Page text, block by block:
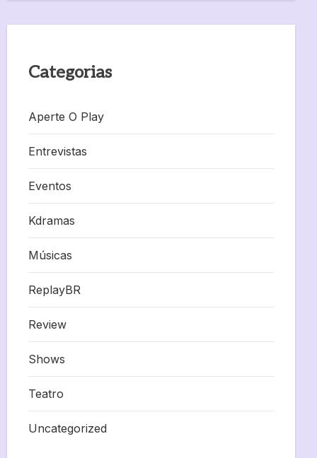
Categorias
Aperte O Play
Entrevistas
Eventos
Kdramas
Músicas
ReplayBR
Review
Shows
Teatro
Uncategorized